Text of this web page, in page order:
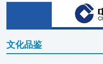
文化品鉴